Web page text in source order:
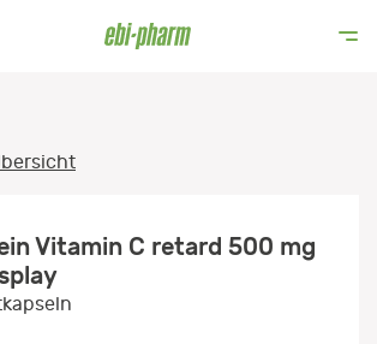
Vitamin C retard 500 mg